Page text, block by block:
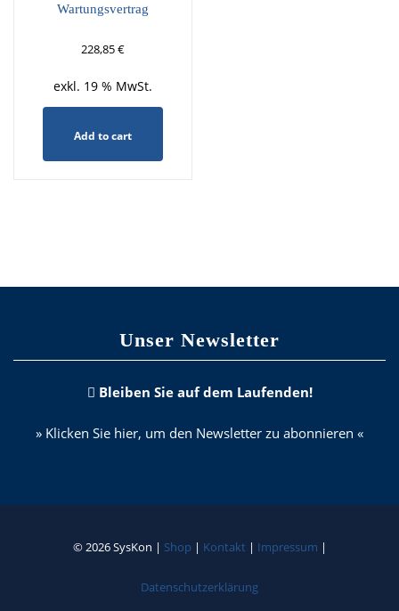
Wartungsvertrag
228,85€
exkl. 19 % MwSt.
Add to cart
Unser Newsletter
Bleiben Sie auf dem Laufenden!
» Klicken Sie hier, um den Newsletter zu abonnieren «
© 2026 SysKon | Shop | Kontakt | Impressum |
Datenschutzerklärung